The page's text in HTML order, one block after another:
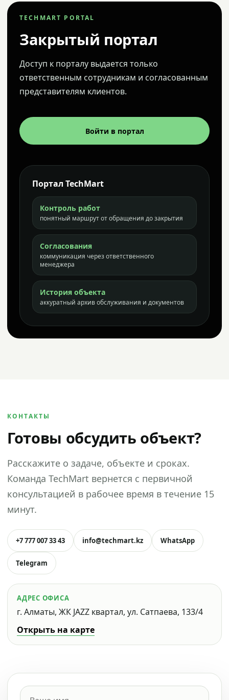
TECHMART PORTAL
Закрытый портал
Доступ к порталу выдается только
ответственным сотрудникам и согласованным
представителям клиентов.
Войти в портал
Портал TechMart
Контроль работ
понятный маршрут от обращения до закрытия
Согласования
коммуникация через ответственного
менеджера
История объекта
аккуратный архив обслуживания и документов
КОНТАКТЫ
Готовы обсудить объект?
Расскажите о задаче, объекте и сроках.
Команда TechMart вернется с первичной
консультацией в рабочее время в течение 15
минут.
+7 777 007 33 43 info@techmart.kz WhatsApp
Telegram
АДРЕС ОФИСА
г. Алматы, ЖК JAZZ квартал, ул. Сатпаева, 133/4
Открыть на карте